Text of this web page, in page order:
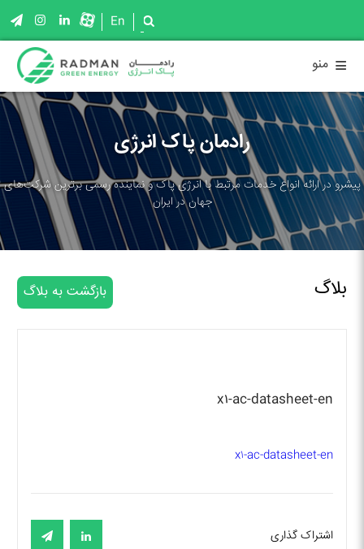
En
≡ منو
رادمان پاک انرژی
پیشرو در ارائه انواع خدمات مرتبط با انرژی پاک و نماینده رسمی برترین شرکت‌های
جهان در ایران
بلاگ بازگشت به بلاگ
x۱-ac-datasheet-en
x۱-ac-datasheet-en
اشتراک گذاری